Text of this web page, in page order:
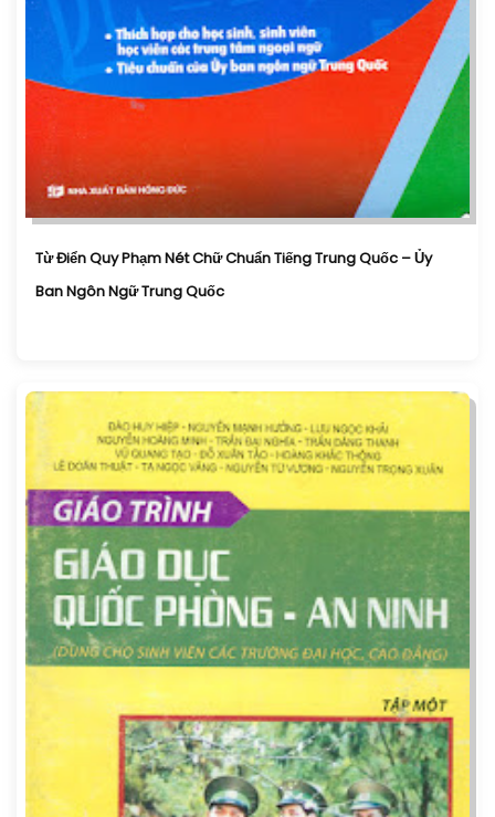
Từ Điển Quy Phạm Nét Chữ Chuẩn Tiếng Trung Quốc – Ủy
Ban Ngôn Ngữ Trung Quốc